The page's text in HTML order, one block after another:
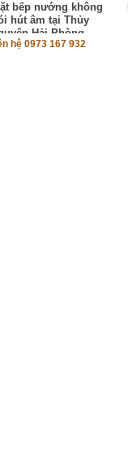
bếp nướng không
hút âm tại Thủy
Hải Phòng
hệ 0973 167 932